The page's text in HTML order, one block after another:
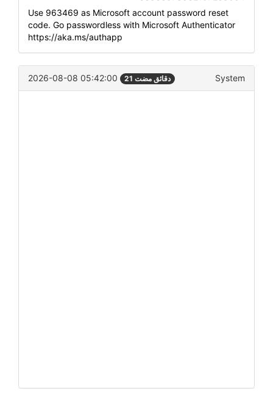
Use 963469 as Microsoft account password reset
code. Go passwordless with Microsoft Authenticator
https://aka.ms/authapp
2026-08-08 05:42:00 21 دقائق مضت System